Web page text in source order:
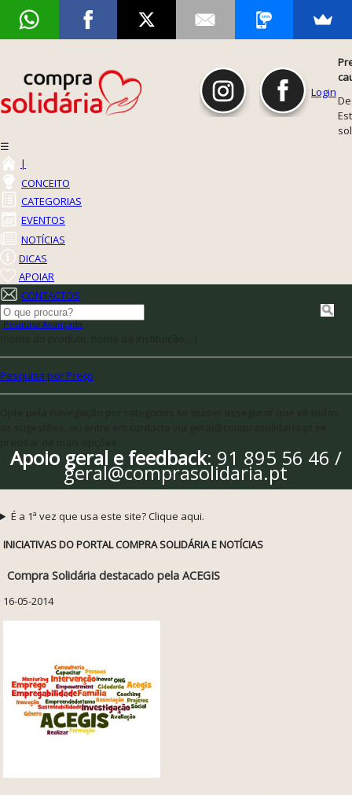
Login
☰
|
CONCEITO
CATEGORIAS
EVENTOS
NOTÍCIAS
DICAS
APOIAR
CONTACTOS
Pesquisa Avançada
Pesquisa por Preço
Apoio geral e feedback: 91 895 56 46 /
geral@comprasolidaria.pt
É a 1ª vez que usa este site? Clique aqui.
INICIATIVAS DO PORTAL COMPRA SOLIDÁRIA E NOTÍCIAS
Compra Solidária destacado pela ACEGIS
16-05-2014